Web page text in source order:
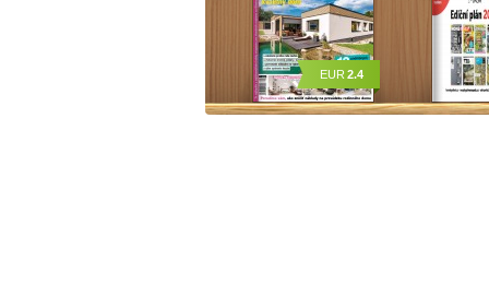
EUR 2.4